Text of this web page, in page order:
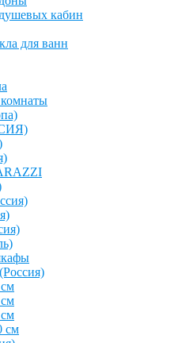
кабин
для ванн
см